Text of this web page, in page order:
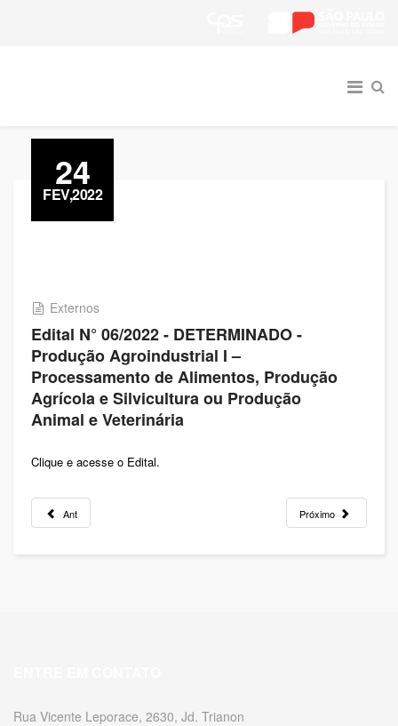
24
FEV,2022
Externos
Edital N° 06/2022 - DETERMINADO -
Produção Agroindustrial I –
Processamento de Alimentos, Produção
Agrícola e Silvicultura ou Produção
Animal e Veterinária
Clique e acesse o Edital.
Ant Próximo
Rua Vicente Leporace, 2630, Jd. Trianon